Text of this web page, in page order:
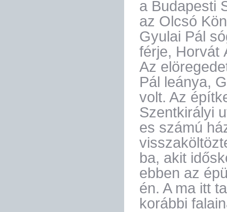
a Budapesti
az Olcsó
Gyulai Pál
férje, Horvát
Az
Pál leánya,
volt. Az
Szentkirályi
es számú
ba, akit
ebben az
én. A ma itt
korábbi